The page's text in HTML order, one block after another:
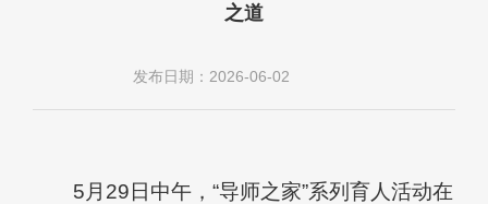
之道
发布日期：2026-06-02
5月29日中午，“导师之家”系列育人活动在